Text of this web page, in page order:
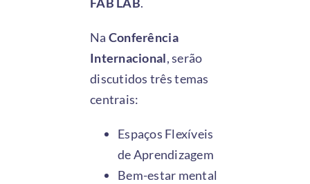
Na Conferência
Internacional, serão
discutidos três temas
centrais:
Espaços Flexíveis
de Aprendizagem
Bem-estar mental